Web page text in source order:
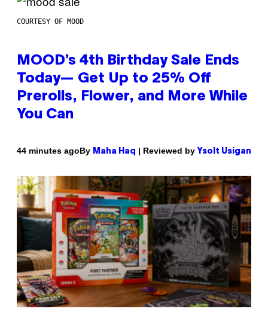
COURTESY OF MOOD
MOOD’s 4th Birthday Sale Ends
Today— Get Up to 25% Off
Prerolls, Flower, and More While
You Can
44 minutes agoBy Maha Haq | Reviewed by Ysolt Usigan